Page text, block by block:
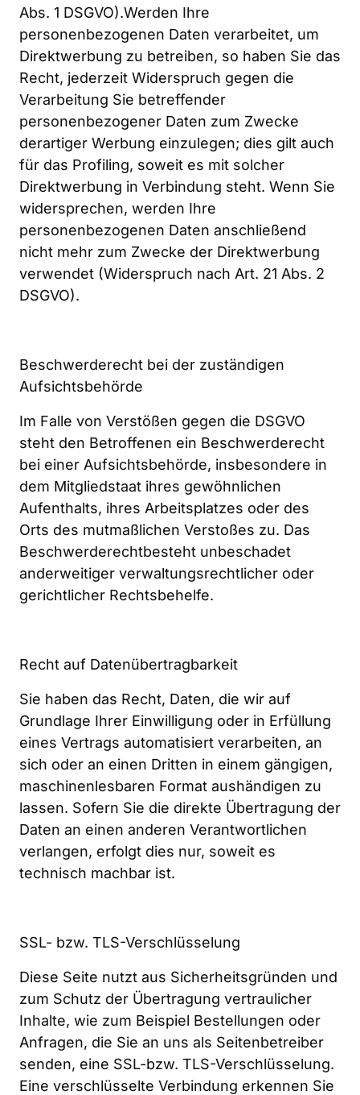
Abs. 1 DSGVO).Werden Ihre
personenbezogenen Daten verarbeitet, um
Direktwerbung zu betreiben, so haben Sie das
Recht, jederzeit Widerspruch gegen die
Verarbeitung Sie betreffender
personenbezogener Daten zum Zwecke
derartiger Werbung einzulegen; dies gilt auch
für das Profiling, soweit es mit solcher
Direktwerbung in Verbindung steht. Wenn Sie
widersprechen, werden Ihre
personenbezogenen Daten anschließend
nicht mehr zum Zwecke der Direktwerbung
verwendet (Widerspruch nach Art. 21 Abs. 2
DSGVO).
Beschwerderecht bei der zuständigen
Aufsichtsbehörde
Im Falle von Verstößen gegen die DSGVO
steht den Betroffenen ein Beschwerderecht
bei einer Aufsichtsbehörde, insbesondere in
dem Mitgliedstaat ihres gewöhnlichen
Aufenthalts, ihres Arbeitsplatzes oder des
Orts des mutmaßlichen Verstoßes zu. Das
Beschwerderechtbesteht unbeschadet
anderweitiger verwaltungsrechtlicher oder
gerichtlicher Rechtsbehelfe.
Recht auf Datenübertragbarkeit
Sie haben das Recht, Daten, die wir auf
Grundlage Ihrer Einwilligung oder in Erfüllung
eines Vertrags automatisiert verarbeiten, an
sich oder an einen Dritten in einem gängigen,
maschinenlesbaren Format aushändigen zu
lassen. Sofern Sie die direkte Übertragung der
Daten an einen anderen Verantwortlichen
verlangen, erfolgt dies nur, soweit es
technisch machbar ist.
SSL- bzw. TLS-Verschlüsselung
Diese Seite nutzt aus Sicherheitsgründen und
zum Schutz der Übertragung vertraulicher
Inhalte, wie zum Beispiel Bestellungen oder
Anfragen, die Sie an uns als Seitenbetreiber
senden, eine SSL-bzw. TLS-Verschlüsselung.
Eine verschlüsselte Verbindung erkennen Sie